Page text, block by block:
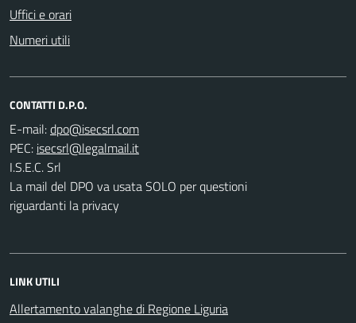
Uffici e orari
Numeri utili
CONTATTI D.P.O.
E-mail:
PEC:
I.S.E.C. Srl
La mail del DPO va usata SOLO per questioni
riguardanti la privacy
LINK UTILI
Allertamento valanghe di Regione Liguria